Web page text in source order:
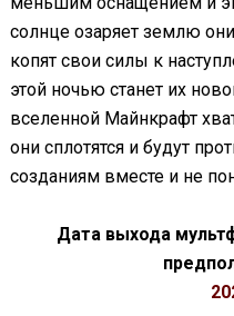
солнце озаряет землю
копят свои силы к
этой ночью станет их
вселенной Майнкрафт
они сплотятся и будут
созданиям вместе и не
Дата выхода